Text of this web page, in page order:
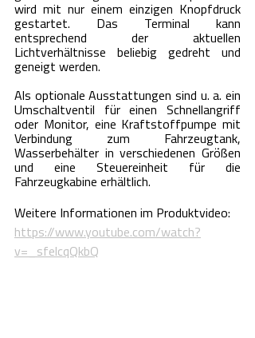
wird mit nur einem einzigen Knopfdruck
gestartet. Das Terminal kann
entsprechend der aktuellen
Lichtverhältnisse beliebig gedreht und
geneigt werden.
Als optionale Ausstattungen sind u. a. ein
Umschaltventil für einen Schnellangriff
oder Monitor, eine Kraftstoffpumpe mit
Verbindung zum Fahrzeugtank,
Wasserbehälter in verschiedenen Größen
und eine Steuereinheit für die
Fahrzeugkabine erhältlich.
Weitere Informationen im Produktvideo:
https://www.youtube.com/watch?
v=_sfelcqQkbQ